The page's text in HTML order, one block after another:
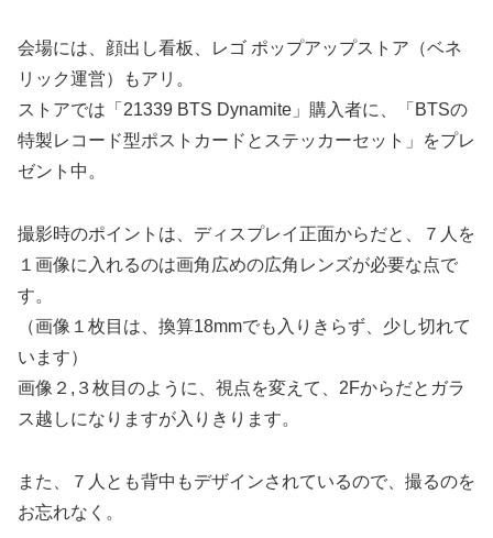
会場には、顔出し看板、レゴ ポップアップストア（ベネ
リック運営）もアリ。
ストアでは「21339 BTS Dynamite」購入者に、「BTSの
特製レコード型ポストカードとステッカーセット」をプレ
ゼント中。
撮影時のポイントは、ディスプレイ正面からだと、７人を
１画像に入れるのは画角広めの広角レンズが必要な点で
す。
（画像１枚目は、換算18mmでも入りきらず、少し切れて
います）
画像２,３枚目のように、視点を変えて、2Fからだとガラ
ス越しになりますが入りきります。
また、７人とも背中もデザインされているので、撮るのを
お忘れなく。